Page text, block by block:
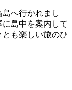
へ行かれまし
島中を案内して
も楽しい旅のひ